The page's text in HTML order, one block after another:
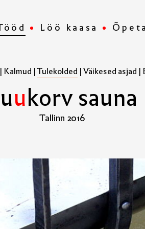
Löö kaasa
| Kalmud |Tulekolded |Väikesed asjad |
uukorvsauna
Tallinn 2016